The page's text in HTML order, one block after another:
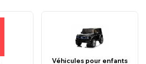
Véhicules pour enfants